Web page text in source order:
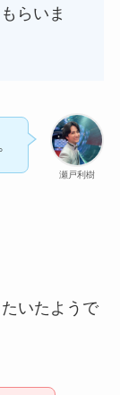
らいま
瀬戸利樹
いたようで